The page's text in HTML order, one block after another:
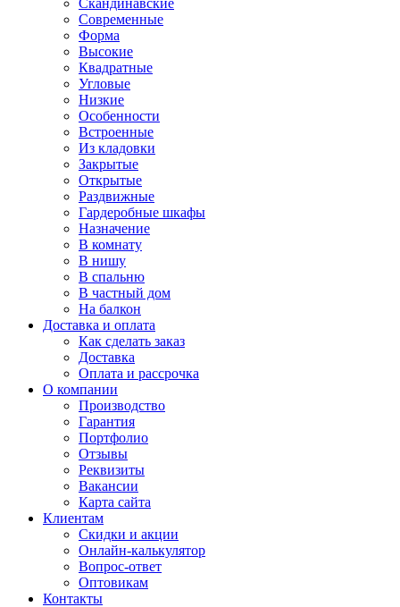
Скандинавские
Современные
Форма
Высокие
Квадратные
Угловые
Низкие
Особенности
Встроенные
Из кладовки
Закрытые
Открытые
Раздвижные
Гардеробные шкафы
Назначение
В комнату
В нишу
В спальню
В частный дом
На балкон
Доставка и оплата
Как сделать заказ
Доставка
Оплата и рассрочка
О компании
Производство
Гарантия
Портфолио
Отзывы
Реквизиты
Вакансии
Карта сайта
Клиентам
Скидки и акции
Онлайн-калькулятор
Вопрос-ответ
Оптовикам
Контакты